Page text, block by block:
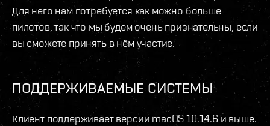
Для него нам потребуется как можно больше
пилотов, так что мы будем очень признательны, если
вы сможете принять в нём участие.
ПОДДЕРЖИВАЕМЫЕ СИСТЕМЫ
Клиент поддерживает версии macOS 10.14.6 и выше.